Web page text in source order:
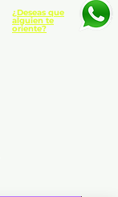
¿Deseas que
alguien te
oriente?